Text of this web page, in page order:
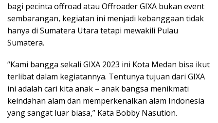
bagi pecinta offroad atau Offroader GIXA bukan event
sembarangan, kegiatan ini menjadi kebanggaan tidak
hanya di Sumatera Utara tetapi mewakili Pulau
Sumatera.
“Kami bangga sekali GIXA 2023 ini Kota Medan bisa ikut
terlibat dalam kegiatannya. Tentunya tujuan dari GIXA
ini adalah cari kita anak – anak bangsa menikmati
keindahan alam dan memperkenalkan alam Indonesia
yang sangat luar biasa,” Kata Bobby Nasution.